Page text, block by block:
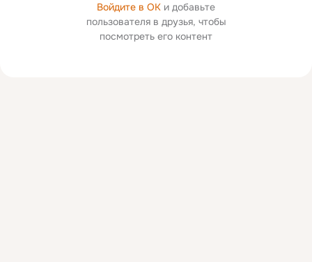
Войдите в ОК и добавьте
пользователя в друзья, чтобы
посмотреть его контент